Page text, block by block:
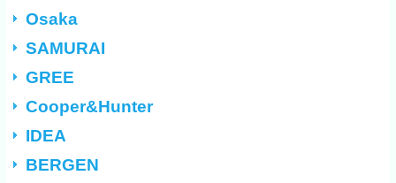
Osaka
SAMURAI
GREE
Cooper&Hunter
IDEA
BERGEN